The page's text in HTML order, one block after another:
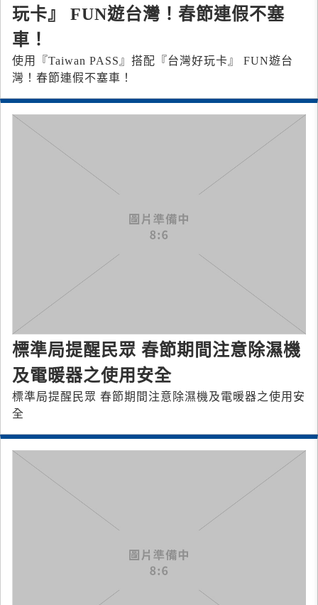
玩卡』 FUN遊台灣！春節連假不塞
車！
使用『Taiwan PASS』搭配『台灣好玩卡』 FUN遊台
灣！春節連假不塞車！
標準局提醒民眾 春節期間注意除濕機
及電暖器之使用安全
標準局提醒民眾 春節期間注意除濕機及電暖器之使用安
全